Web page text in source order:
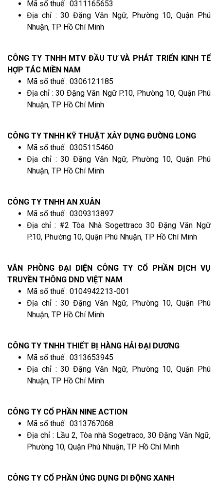
Mã số thuế : 0311165653
Địa chỉ : 30 Đặng Văn Ngữ, Phường 10, Quận Phú
Nhuận, TP Hồ Chí Minh
CÔNG TY TNHH MTV ĐẦU TƯ VÀ PHÁT TRIỂN KINH TẾ
HỢP TÁC MIỀN NAM
Mã số thuế : 0306121185
Địa chỉ : 30 Đặng Văn Ngữ P.10, Phường 10, Quận Phú
Nhuận, TP Hồ Chí Minh
CÔNG TY TNHH KỸ THUẬT XÂY DỰNG ĐƯỜNG LONG
Mã số thuế : 0305115460
Địa chỉ : 30 Đặng Văn Ngữ, Phường 10, Quận Phú
Nhuận, TP Hồ Chí Minh
CÔNG TY TNHH AN XUÂN
Mã số thuế : 0309313897
Địa chỉ : #2 Tòa Nhà Sogettraco 30 Đặng Văn Ngữ
P.10, Phường 10, Quận Phú Nhuận, TP Hồ Chí Minh
VĂN PHÒNG ĐẠI DIỆN CÔNG TY CỔ PHẦN DỊCH VỤ
TRUYỀN THÔNG DND VIỆT NAM
Mã số thuế : 0104942213-001
Địa chỉ : 30 Đặng Văn Ngữ, Phường 10, Quận Phú
Nhuận, TP Hồ Chí Minh
CÔNG TY TNHH THIẾT BỊ HÀNG HẢI ĐẠI DƯƠNG
Mã số thuế : 0313653945
Địa chỉ : 30 Đặng Văn Ngữ, Phường 10, Quận Phú
Nhuận, TP Hồ Chí Minh
CÔNG TY CỔ PHẦN NINE ACTION
Mã số thuế : 0313767068
Địa chỉ : Lầu 2, Tòa nhà Sogetraco, 30 Đặng Văn Ngữ,
Phường 10, Quận Phú Nhuận, TP Hồ Chí Minh
CÔNG TY CỔ PHẦN ỨNG DỤNG DI ĐỘNG XANH